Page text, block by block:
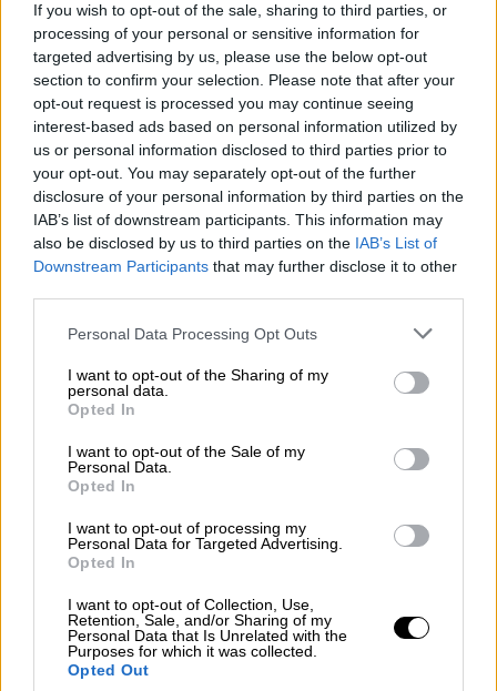
If you wish to opt-out of the sale, sharing to third parties, or
processing of your personal or sensitive information for
targeted advertising by us, please use the below opt-out
section to confirm your selection. Please note that after your
opt-out request is processed you may continue seeing
interest-based ads based on personal information utilized by
us or personal information disclosed to third parties prior to
your opt-out. You may separately opt-out of the further
disclosure of your personal information by third parties on the
IAB’s list of downstream participants. This information may
also be disclosed by us to third parties on the IAB’s List of
Downstream Participants that may further disclose it to other
Please note that this website/app uses one or more Google
not limited to your visit or usage behaviour. You may click to
grant or deny consent to Google and its third-party tags to
use your data for below specified purposes in below Google
consent section.
Personal Data Processing Opt Outs
I want to opt-out of the Sharing of my
personal data.
Opted In
I want to opt-out of the Sale of my
Personal Data.
Opted In
I want to opt-out of processing my
Personal Data for Targeted Advertising.
Opted In
I want to opt-out of Collection, Use,
Retention, Sale, and/or Sharing of my
Personal Data that Is Unrelated with the
Purposes for which it was collected.
Opted Out
θαλασσίων ζωνών, η οποία ωστόσο
προσκρούει στην υιοθέτηση των τουρκικών
θέσεων από τη μεταβατική λιβυκή
κυβέρνηση, όπως αυτές αποτυπώθηκαν στη
ρηματική διακοίνωση προς τον ΟΗΕ τον
Μάιο του 2025.
Από την άλλη, το πλέον αξιοσημείωτο
στοιχείο της παρούσας συγκυρίας είναι η
εμφανής«συστολή», ηπροσοχήκαι
συγκράτησηπουεπιδεικνύει η Άγκυρα στις
αντιδράσειςτης, αποφεύγοντας την άμεση
ερευνών νότια της Κρήτης. Η προσεκτική
αυτή στάση δεν είναι τυχαία, καθώς η
εμπλοκή της αμερικανικής Chevron
λειτουργεί ως ισχυρός αποτρεπτικός
παράγοντας. Η Τουρκία, έχοντας ήδη
υπογράψει μνημόνιο συνεργασίας με τον
αμερικανικό κολοσσό για άλλες περιοχές,
ενέργεια θα την έφερνε σε ευθεία ρήξη με τα
στρατηγικά συμφέροντα των ΗΠΑ και τον
ίδιο τον Ντόναλντ Τραμπ. Αυτή η ιδιότυπη